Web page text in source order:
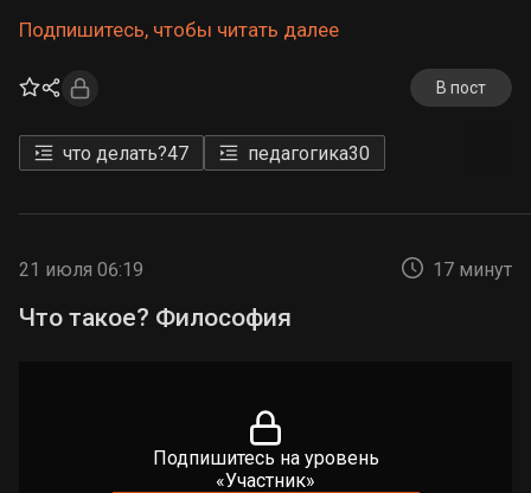
Подпишитесь, чтобы читать далее
В пост
что делать?47 педагогика30
21 июля 06:19 17 минут
Что такое? Философия
Подпишитесь на уровень
«Участник»